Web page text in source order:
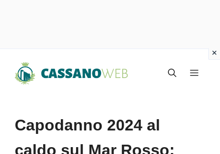
Menu
Capodanno 2024 al
caldo sul Mar Rosso: